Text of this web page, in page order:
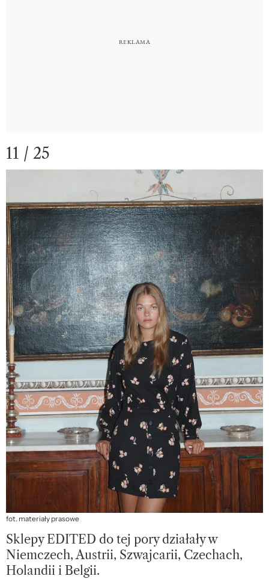
11 / 25
fot. materiały prasowe
Sklepy EDITED do tej pory działały w
Niemczech, Austrii, Szwajcarii, Czechach,
Holandii i Belgii.